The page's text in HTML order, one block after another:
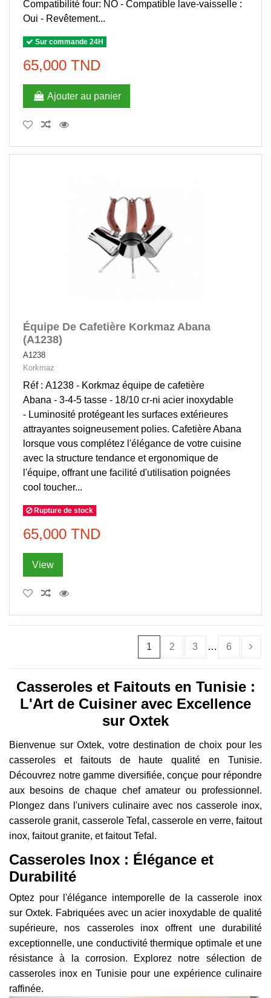
Compatibilité four: NO - Compatible lave-vaisselle :
Oui - Revêtement...
Sur commande 24H
65,000 TND
Ajouter au panier
Équipe De Cafetière Korkmaz Abana
(A1238)
A1238
Korkmaz
Réf : A1238 - Korkmaz équipe de cafetière
Abana - 3-4-5 tasse - 18/10 cr-ni acier inoxydable
- Luminosité protégeant les surfaces extérieures
attrayantes soigneusement polies. Cafetière Abana
lorsque vous complétez l'élégance de votre cuisine
avec la structure tendance et ergonomique de
l'équipe, offrant une facilité d'utilisation poignées
cool toucher...
Rupture de stock
65,000 TND
View
1 2 3 … 6
Casseroles et Faitouts en Tunisie :
L'Art de Cuisiner avec Excellence
sur Oxtek
Bienvenue sur Oxtek, votre destination de choix pour les
casseroles et faitouts de haute qualité en Tunisie.
Découvrez notre gamme diversifiée, conçue pour répondre
aux besoins de chaque chef amateur ou professionnel.
Plongez dans l'univers culinaire avec nos casserole inox,
casserole granit, casserole Tefal, casserole en verre, faitout
inox, faitout granite, et faitout Tefal.
Casseroles Inox : Élégance et
Durabilité
Optez pour l'élégance intemporelle de la casserole inox
sur Oxtek. Fabriquées avec un acier inoxydable de qualité
supérieure, nos casseroles inox offrent une durabilité
exceptionnelle, une conductivité thermique optimale et une
résistance à la corrosion. Explorez notre sélection de
casseroles inox en Tunisie pour une expérience culinaire
raffinée.